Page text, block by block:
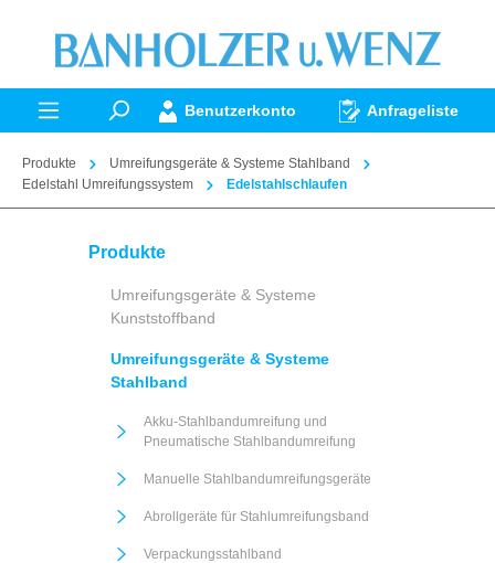
springen
Benutzerkonto Anfrageliste
Produkte
Umreifungsgeräte & Systeme Stahlband
Edelstahl Umreifungssystem
Edelstahlschlaufen
Produkte
Umreifungsgeräte & Systeme
Kunststoffband
Umreifungsgeräte & Systeme
Stahlband
Akku-Stahlbandumreifung und
Pneumatische Stahlbandumreifung
Manuelle Stahlbandumreifungsgeräte
Abrollgeräte für Stahlumreifungsband
Verpackungsstahlband